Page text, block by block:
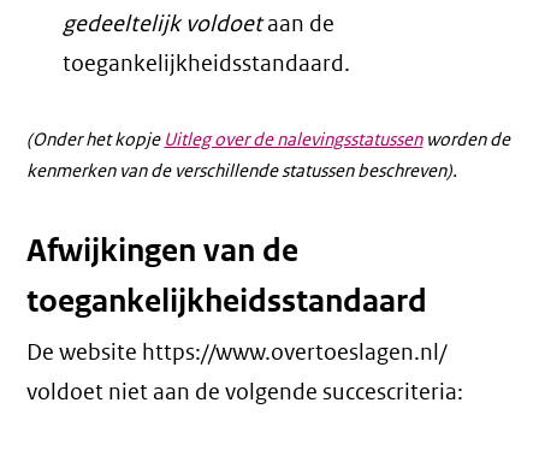
gedeeltelijk voldoetaan de
toegankelijkheidsstandaard.
(Onder het kopje Uitleg over de nalevingsstatussenworden de
kenmerken van de verschillende statussen beschreven).
Afwijkingen van de
toegankelijkheidsstandaard
De website https://www.overtoeslagen.nl/
voldoet niet aan de volgende succescriteria: